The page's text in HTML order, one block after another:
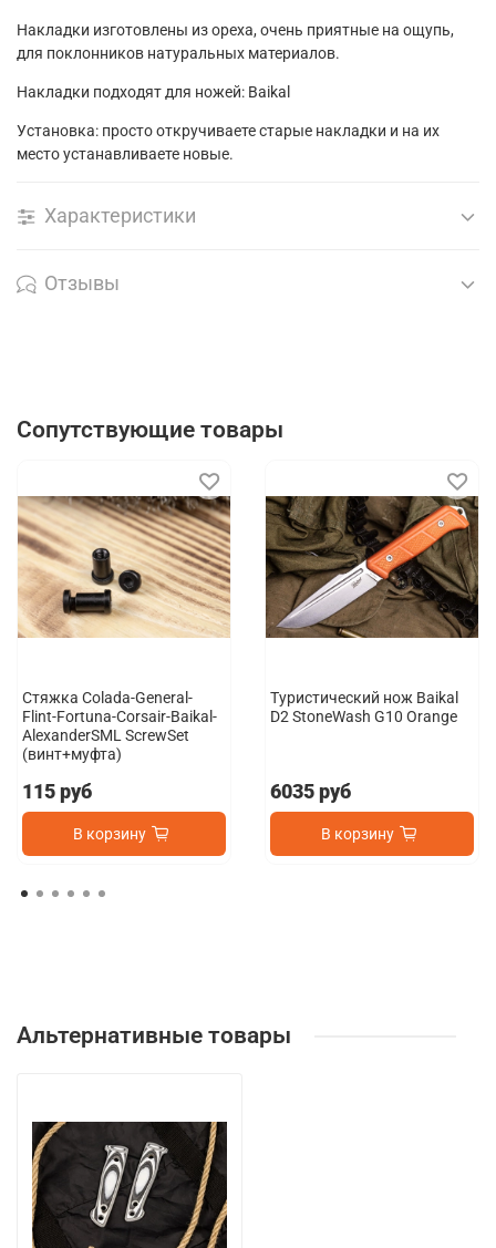
Накладки изготовлены из ореха, очень приятные на ощупь,
для поклонников натуральных материалов.
Накладки подходят для ножей: Baikal
Установка: просто откручиваете старые накладки и на их
место устанавливаете новые.
Характеристики
Отзывы
Сопутствующие товары
Стяжка Colada-General-
Flint-Fortuna-Corsair-Baikal-
AlexanderSML ScrewSet
(винт+муфта)
115 руб
В корзину
Туристический нож Baikal
D2 StoneWash G10 Orange
6035 руб
В корзину
Альтернативные товары